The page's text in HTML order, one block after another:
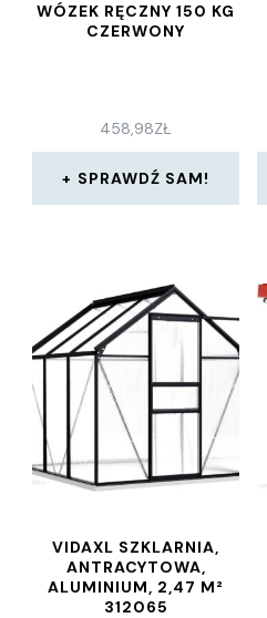
WÓZEK RĘCZNY 150 KG
CZERWONY
458,98ZŁ
SPRAWDŹ SAM!
VIDAXL SZKLARNIA,
ANTRACYTOWA,
ALUMINIUM, 2,47 M²
312065